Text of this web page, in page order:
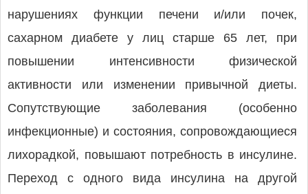
нарушениях функции печени и/или почек,
сахарном диабете у лиц старше 65 лет, при
повышении интенсивности физической
активности или изменении привычной диеты.
Сопутствующие заболевания (особенно
инфекционные) и состояния, сопровождающиеся
лихорадкой, повышают потребность в инсулине.
Переход с одного вида инсулина на другой